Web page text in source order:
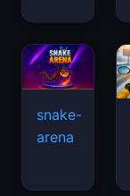
snake-
arena